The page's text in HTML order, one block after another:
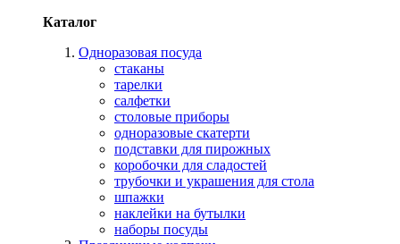
Каталог
Одноразовая посуда
стаканы
тарелки
салфетки
столовые приборы
одноразовые скатерти
подставки для пирожных
коробочки для сладостей
трубочки и украшения для стола
шпажки
наклейки на бутылки
наборы посуды